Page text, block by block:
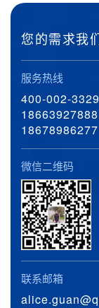
您的需求我
服务热线
400-002-3329
18663927888
18678986277
微信二维码
联系邮箱